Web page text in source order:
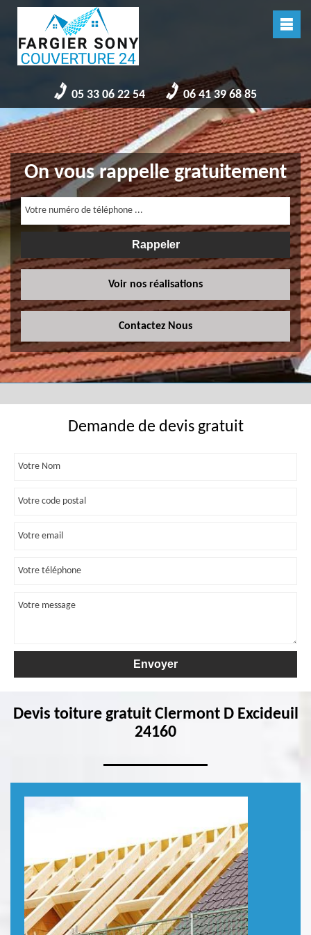
05 33 06 22 54 06 41 39 68 85
On vous rappelle gratuitement
Voir nos réalisations
Contactez Nous
Demande de devis gratuit
Devis toiture gratuit Clermont D Excideuil
24160